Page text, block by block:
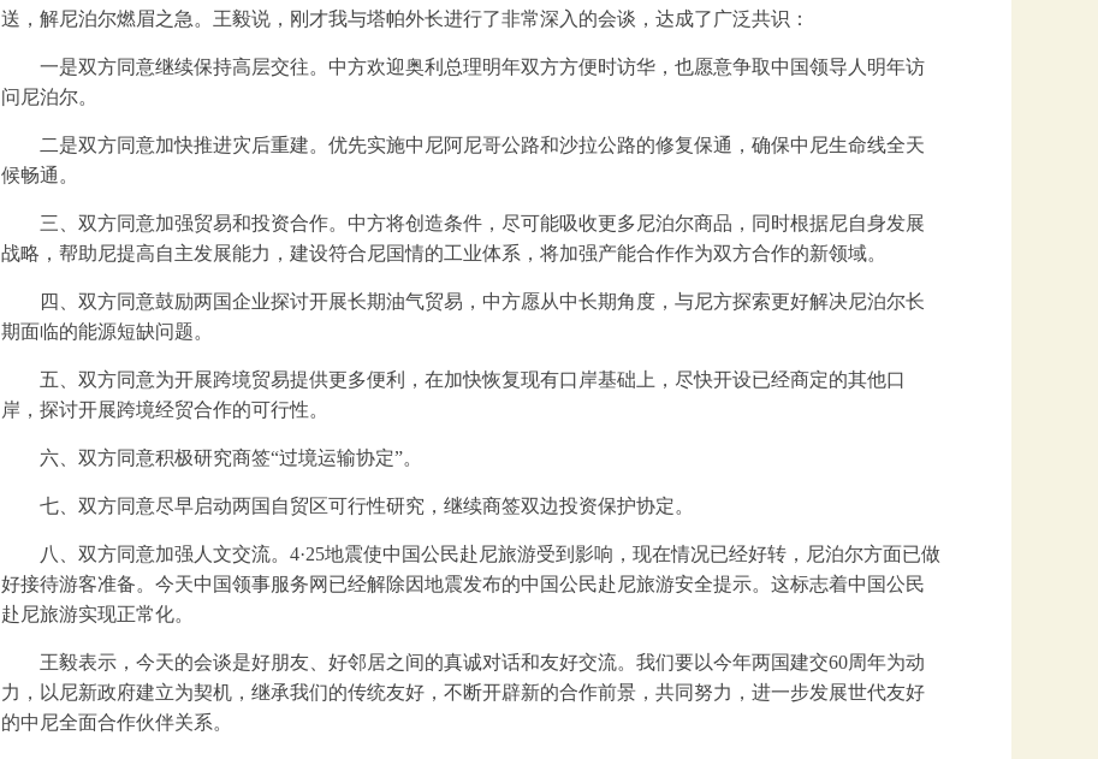
送，解尼泊尔燃眉之急。王毅说，刚才我与塔帕外长进行了非常深入的会谈，达成了广泛共识：
一是双方同意继续保持高层交往。中方欢迎奥利总理明年双方方便时访华，也愿意争取中国领导人明年访
问尼泊尔。
二是双方同意加快推进灾后重建。优先实施中尼阿尼哥公路和沙拉公路的修复保通，确保中尼生命线全天
候畅通。
三、双方同意加强贸易和投资合作。中方将创造条件，尽可能吸收更多尼泊尔商品，同时根据尼自身发展
战略，帮助尼提高自主发展能力，建设符合尼国情的工业体系，将加强产能合作作为双方合作的新领域。
四、双方同意鼓励两国企业探讨开展长期油气贸易，中方愿从中长期角度，与尼方探索更好解决尼泊尔长
期面临的能源短缺问题。
五、双方同意为开展跨境贸易提供更多便利，在加快恢复现有口岸基础上，尽快开设已经商定的其他口
岸，探讨开展跨境经贸合作的可行性。
六、双方同意积极研究商签“过境运输协定”。
七、双方同意尽早启动两国自贸区可行性研究，继续商签双边投资保护协定。
八、双方同意加强人文交流。4·25地震使中国公民赴尼旅游受到影响，现在情况已经好转，尼泊尔方面已做
好接待游客准备。今天中国领事服务网已经解除因地震发布的中国公民赴尼旅游安全提示。这标志着中国公民
赴尼旅游实现正常化。
王毅表示，今天的会谈是好朋友、好邻居之间的真诚对话和友好交流。我们要以今年两国建交60周年为动
力，以尼新政府建立为契机，继承我们的传统友好，不断开辟新的合作前景，共同努力，进一步发展世代友好
的中尼全面合作伙伴关系。